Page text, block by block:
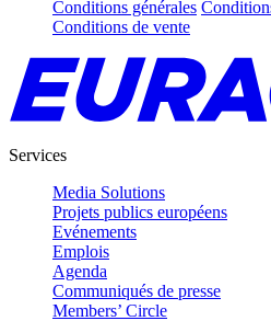
Conditions générales
Conditions de vente
Services
Media Solutions
Projets publics européens
Evénements
Emplois
Agenda
Communiqués de presse
Members’ Circle